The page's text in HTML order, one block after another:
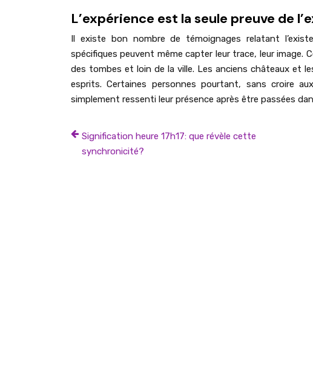
L’expérience est la seule preuve de
Il existe bon nombre de témoignages relatant
spécifiques peuvent même capter leur trace, leur
des tombes et loin de la ville. Les anciens châteaux et
esprits. Certaines personnes pourtant, sans croire
simplement ressenti leur présence après être passées
Signification heure 17h17: que révèle cette
synchronicité?